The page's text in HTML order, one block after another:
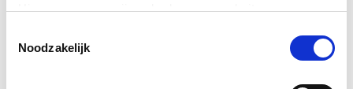
Hiermee passen wij en derden onze website, app,
We slaan je cookievoorkeur op in je browser.
Noodzakelijk